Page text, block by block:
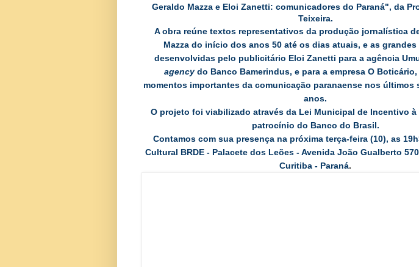
Geraldo Mazza e Eloi Zanetti: comunicadores do Paraná", da
Teixeira.
A obra reúne textos representativos da produção jornalística
Mazza do início dos anos 50 até os dias atuais, e as grandes
desenvolvidas pelo publicitário Eloi Zanetti para a agência
agencydo Banco Bamerindus, e para a empresa O
momentos importantes da comunicação paranaense nos últimos
anos.
O projeto foi viabilizado através da Lei Municipal de Incentivo à
patrocínio do Banco do Brasil.
Contamos com sua presença na próxima terça-feira (10), as
Cultural BRDE - Palacete dos Leões - Avenida João Gualberto
Curitiba - Paraná.